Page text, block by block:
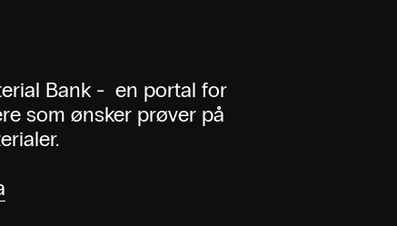
Bank - en portal for
som ønsker prøver på